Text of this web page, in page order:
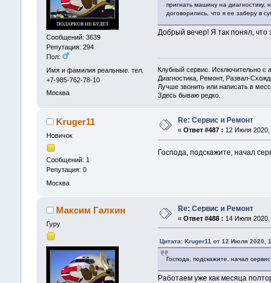
Сообщений: 3639
Репутация: 294
Пол:
Имя и фамилия реальные. тел.
+7-985-762-78-10
Москва
пригнать машину на
договорились, что я ее заберу в
Добрый вечер! Я так понял, что
Клубный сервис. Исключительно с
Диагностика, Ремонт, Развал-
Лучше звонить или написать в
Здесь бываю редко.
Kruger11
Новичок
Сообщений: 1
Репутация: 0
Москва
Re: Сервис и Ремонт
« Ответ #487 : 12 Июля 2020,
Господа, подскажите, начал
Максим Галкин
Гуру
Re: Сервис и Ремонт
« Ответ #488 : 14 Июля 2020,
Цитата: Kruger11 от 12 Июля 2020,
Господа, подскажите, начал
Работаем уже как месяца